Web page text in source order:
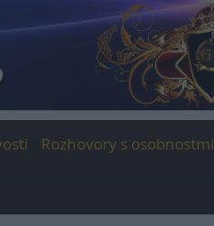
Rozhovory s osobnostmi